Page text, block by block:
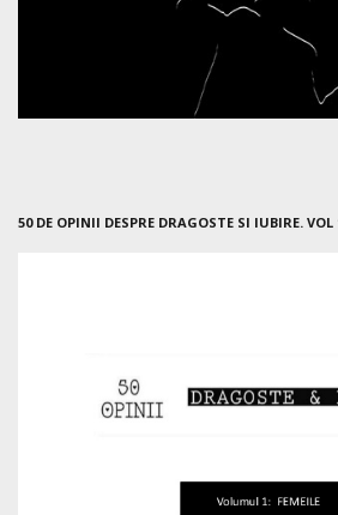
50 DE OPINII DESPRE DRAGOSTE SI IUBIRE. VOL